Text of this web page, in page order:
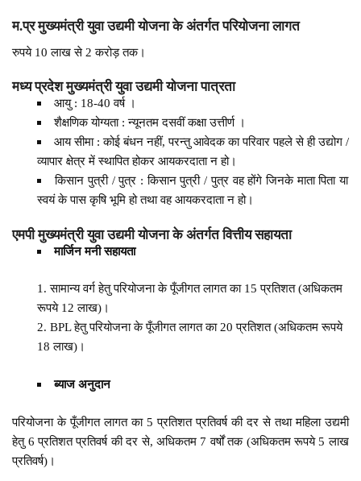
म.प्र मुख्यमंत्री युवा उद्यमी योजना के अंतर्गत परियोजना लागत
रुपये 10 लाख से 2 करोड़ तक।
मध्य प्रदेश मुख्यमंत्री युवा उद्यमी योजना पात्रता
आयु : 18-40 वर्ष ।
शैक्षणिक योग्यता : न्यूनतम दसवीं कक्षा उत्तीर्ण ।
आय सीमा : कोई बंधन नहीं, परन्तु आवेदक का परिवार पहले से ही उद्योग /
व्यापार क्षेत्र में स्थापित होकर आयकरदाता न हो।
किसान पुत्री / पुत्र : किसान पुत्री / पुत्र वह होंगे जिनके माता पिता या
स्वयं के पास कृषि भूमि हो तथा वह आयकरदाता न हो।
एमपी मुख्यमंत्री युवा उद्यमी योजना के अंतर्गत वित्तीय सहायता
मार्जिन मनी सहायता
सामान्य वर्ग हेतु परियोजना के पूँजीगत लागत का 15 प्रतिशत (अधिकतम
रूपये 12 लाख)।
BPL हेतु परियोजना के पूँजीगत लागत का 20 प्रतिशत (अधिकतम रूपये
18 लाख)।
ब्याज अनुदान
परियोजना के पूँजीगत लागत का 5 प्रतिशत प्रतिवर्ष की दर से तथा महिला उद्यमी
हेतु 6 प्रतिशत प्रतिवर्ष की दर से, अधिकतम 7 वर्षों तक (अधिकतम रूपये 5 लाख
प्रतिवर्ष)।